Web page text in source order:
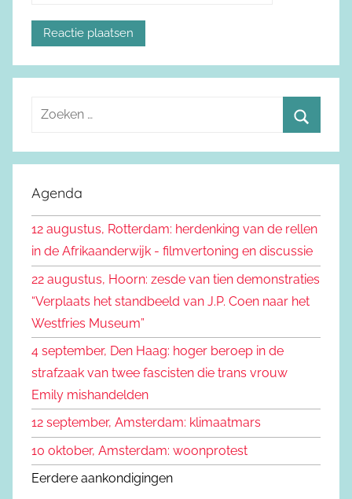
e
e
n
a
:
o
e
n
Agenda
12 augustus, Rotterdam: herdenking van de rellen
in de Afrikaanderwijk - filmvertoning en discussie
22 augustus, Hoorn: zesde van tien demonstraties
“Verplaats het standbeeld van J.P. Coen naar het
Westfries Museum”
4 september, Den Haag: hoger beroep in de
strafzaak van twee fascisten die trans vrouw
Emily mishandelden
12 september, Amsterdam: klimaatmars
10 oktober, Amsterdam: woonprotest
Eerdere aankondigingen